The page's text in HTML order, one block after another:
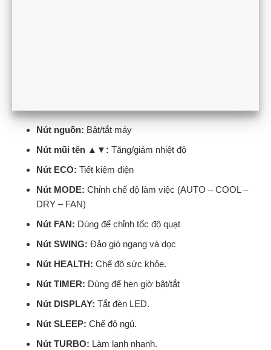
Nút nguồn: Bật/tắt máy
Nút mũi tên ▲▼: Tăng/giảm nhiệt độ
Nút ECO: Tiết kiệm điện
Nút MODE: Chỉnh chế độ làm việc (AUTO – COOL –
DRY – FAN)
Nút FAN: Dùng để chỉnh tốc độ quạt
Nút SWING: Đảo gió ngang và dọc
Nút HEALTH: Chế độ sức khỏe.
Nút TIMER: Dùng để hẹn giờ bật/tắt
Nút DISPLAY: Tắt đèn LED.
Nút SLEEP: Chế độ ngủ.
Nút TURBO: Làm lạnh nhanh.